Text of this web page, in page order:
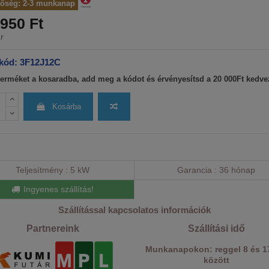
2-3 munkanap
Ft
3F12J12C
a kosaradba, add meg a kódot és érvényesítsd a 20 000Ft
Kosárba
Teljesítmény 5 kW Garancia
36 hónap
Ingyenes szállítás!
Szállítással kapcsolatos információk
Partnereink Szállítási idő
Munkanapokon: reggel 8 és
között